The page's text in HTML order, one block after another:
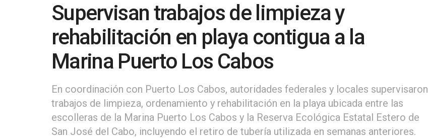
Supervisan trabajos de limpieza y
rehabilitación en playa contigua a la
Marina Puerto Los Cabos
En coordinación con Puerto Los Cabos, autoridades federales y locales supervisaron
trabajos de limpieza, ordenamiento y rehabilitación en la playa ubicada entre las
escolleras de la Marina Puerto Los Cabos y la Reserva Ecológica Estatal Estero de
San José del Cabo, incluyendo el retiro de tubería utilizada en semanas anteriores.